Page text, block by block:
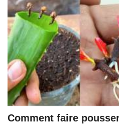
Comment faire